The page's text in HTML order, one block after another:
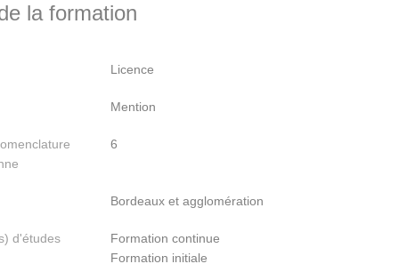
la formation
Licence
Mention
6
Bordeaux et agglomération
d'études
Formation continue
Formation initiale